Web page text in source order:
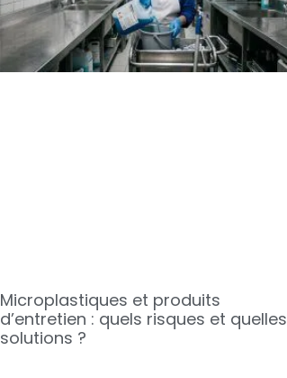
Microplastiques et produits
d’entretien : quels risques et quelles
solutions ?